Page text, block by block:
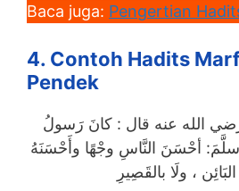
Baca juga: Pengertian
4. Contoh Hadits
Pendek
الله عنه قال : كانَ رَسولُ
أحْسَنَ النَّاسِ وجْهًا وأَحْسَنَهُ